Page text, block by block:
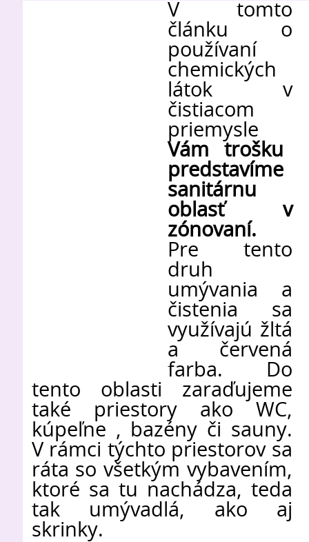
V tomto
článku o
používaní
chemických
látok v
čistiacom
priemysle
Vám trošku
predstavíme
sanitárnu
oblasť v
zónovaní.
Pre tento
druh
umývania a
čistenia sa
využívajú žltá
a červená
farba. Do
tento oblasti zaraďujeme
také priestory ako WC,
kúpeľne , bazény či sauny.
V rámci týchto priestorov sa
ráta so všetkým vybavením,
ktoré sa tu nachádza, teda
tak umývadlá, ako aj
skrinky.